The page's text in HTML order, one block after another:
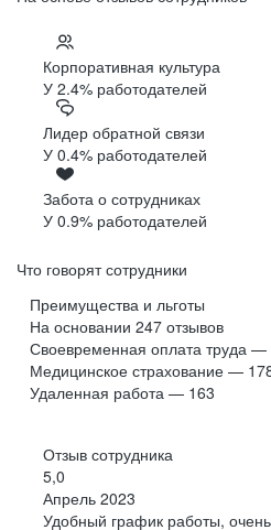
Корпоративная культура
У 2.4% работодателей
Лидер обратной связи
У 0.4% работодателей
Забота о сотрудниках
У 0.9% работодателей
Что говорят сотрудники
Преимущества и льготы
На основании 247 отзывов
Своевременная оплата труда —
Медицинское страхование —
Удаленная работа — 163
Отзыв сотрудника
5,0
Апрель 2023
Удобный график работы,